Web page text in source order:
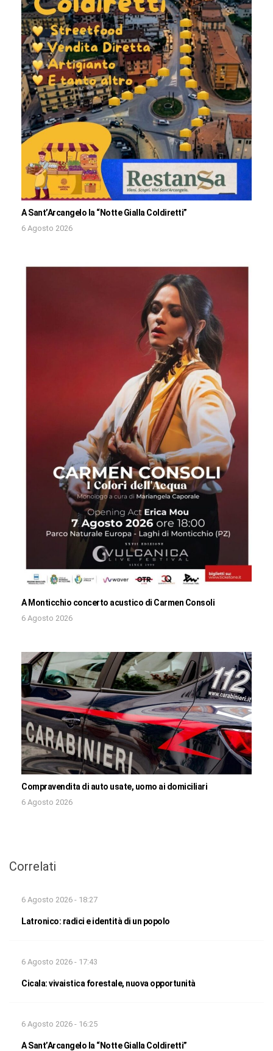
A Sant’Arcangelo la “Notte Gialla Coldiretti”
6 Agosto 2026
A Monticchio concerto acustico di Carmen Consoli
6 Agosto 2026
Compravendita di auto usate, uomo ai domiciliari
6 Agosto 2026
Correlati
6 Agosto 2026 - 18:27
Latronico: radici e identità di un popolo
6 Agosto 2026 - 17:43
Cicala: vivaistica forestale, nuova opportunità
6 Agosto 2026 - 16:25
A Sant’Arcangelo la “Notte Gialla Coldiretti”